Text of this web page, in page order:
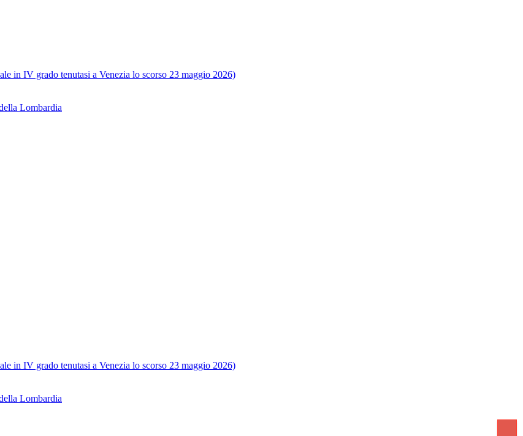
in IV grado tenutasi a Venezia lo scorso 23 maggio 2026)
Lombardia
in IV grado tenutasi a Venezia lo scorso 23 maggio 2026)
Lombardia